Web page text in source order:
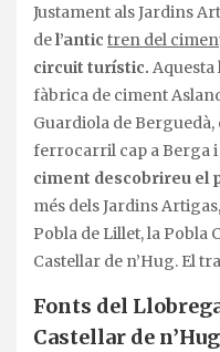
Justament als Jardins
del’antic tren del cimen
circuit turístic.
fàbrica de ciment
Guardiola de Berguedà,
ferrocarril cap a Berga i
ciment descobrireu el
més dels Jardins
Pobla de Lillet, la Pobla
Castellar de n’Hug. El
Fonts del
Castellar de n’Hug